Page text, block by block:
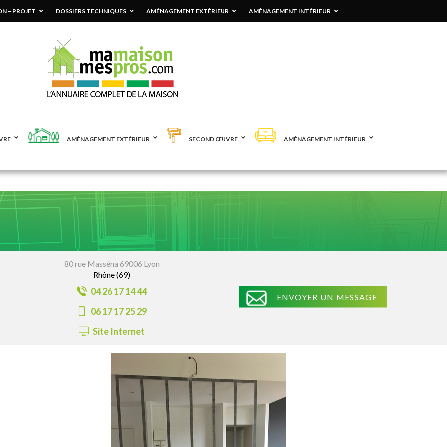
– PROJET DOSSIERS TECHNIQUES AMÉNAGEMENT EXTÉRIEUR AMÉNAGEMENT INTÉRIEUR
AMÉNAGEMENT EXTÉRIEUR SECOND ŒUVRE AMÉNAGEMENT INTÉRIEUR
80 rue Masséna 69006 Lyon
Rhône (69)
04 26 17 14 44
06 17 17 25 29
Site Internet
ENVOYER UN MESSAGE